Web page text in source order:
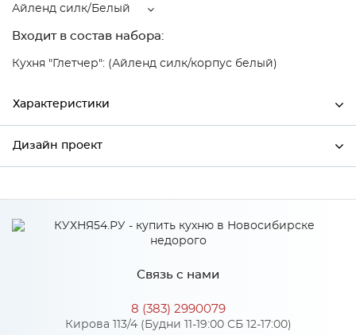
Айленд силк/Белый
Входит в состав набора:
Кухня "Глетчер": (Айленд силк/корпус белый)
Характеристики
Ширина
Сурская мебель
Айленд силк/Белый
МДФ
Дизайн проект
*
Связь с нами
8 (383) 2990079
Кирова 113/4 (Будни 11-19:00 СБ 12-17:00)